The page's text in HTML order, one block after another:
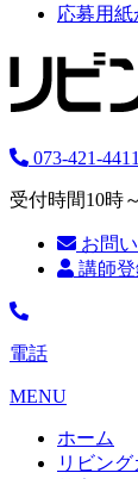
応募用
073-421-4411
受付時間10時
お問
講師
電話
MENU
ホーム
リビン